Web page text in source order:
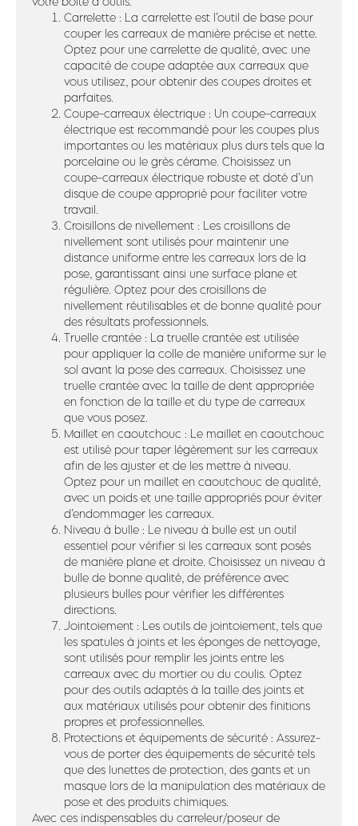
Carrelette : La carrelette est l’outil de base pour
couper les carreaux de manière précise et nette.
Optez pour une carrelette de qualité, avec une
capacité de coupe adaptée aux carreaux que
vous utilisez, pour obtenir des coupes droites et
parfaites.
Coupe-carreaux électrique : Un coupe-carreaux
électrique est recommandé pour les coupes plus
importantes ou les matériaux plus durs tels que la
porcelaine ou le grès cérame. Choisissez un
coupe-carreaux électrique robuste et doté d’un
disque de coupe approprié pour faciliter votre
travail.
Croisillons de nivellement : Les croisillons de
nivellement sont utilisés pour maintenir une
distance uniforme entre les carreaux lors de la
pose, garantissant ainsi une surface plane et
régulière. Optez pour des croisillons de
nivellement réutilisables et de bonne qualité pour
des résultats professionnels.
Truelle crantée : La truelle crantée est utilisée
pour appliquer la colle de manière uniforme sur le
sol avant la pose des carreaux. Choisissez une
truelle crantée avec la taille de dent appropriée
en fonction de la taille et du type de carreaux
que vous posez.
Maillet en caoutchouc : Le maillet en caoutchouc
est utilisé pour taper légèrement sur les carreaux
afin de les ajuster et de les mettre à niveau.
Optez pour un maillet en caoutchouc de qualité,
avec un poids et une taille appropriés pour éviter
d’endommager les carreaux.
Niveau à bulle : Le niveau à bulle est un outil
essentiel pour vérifier si les carreaux sont posés
de manière plane et droite. Choisissez un niveau à
bulle de bonne qualité, de préférence avec
plusieurs bulles pour vérifier les différentes
directions.
Jointoiement : Les outils de jointoiement, tels que
les spatules à joints et les éponges de nettoyage,
sont utilisés pour remplir les joints entre les
carreaux avec du mortier ou du coulis. Optez
pour des outils adaptés à la taille des joints et
aux matériaux utilisés pour obtenir des finitions
propres et professionnelles.
Protections et équipements de sécurité : Assurez-
vous de porter des équipements de sécurité tels
que des lunettes de protection, des gants et un
masque lors de la manipulation des matériaux de
pose et des produits chimiques.
Avec ces indispensables du carreleur/poseur de